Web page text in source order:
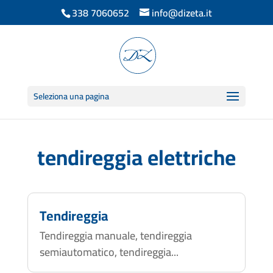
338 7060652 info@dizeta.it
Seleziona una pagina
tendireggia elettriche
Tendireggia
Tendireggia manuale, tendireggia
semiautomatico, tendireggia...